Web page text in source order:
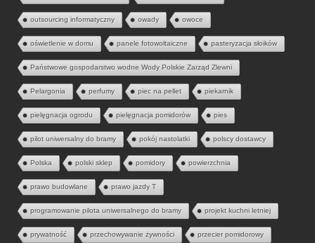
outsourcing informatyczny owady owoce
oświetlenie w domu panele fotowoltaiczne pasteryzacja słoików
Państwowe gospodarstwo wodne Wody Polskie Zarząd Zlewni
Pelargonia perfumy piec na pellet piekarnik
pielęgnacja ogrodu pielęgnacja pomidorów pies
pilot uniwersalny do bramy pokój nastolatki polscy dostawcy
Polska polski sklep pomidory powierzchnia
prawo budowlane prawo jazdy T
programowanie pilota uniwersalnego do bramy projekt kuchni letniej
prywatność przechowywanie żywności przecier pomidorowy